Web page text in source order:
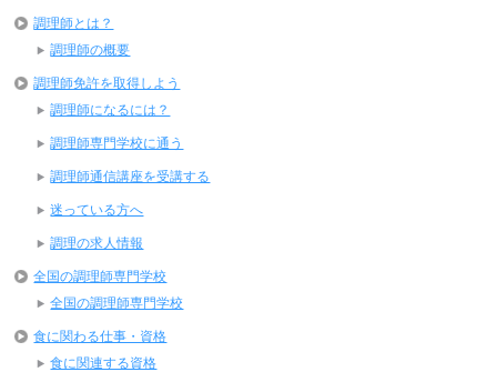
調理師とは？
調理師の概要
調理師免許を取得しよう
調理師になるには？
調理師専門学校に通う
調理師通信講座を受講する
迷っている方へ
調理の求人情報
全国の調理師専門学校
全国の調理師専門学校
食に関わる仕事・資格
食に関連する資格